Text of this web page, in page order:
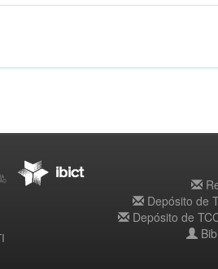
Depósito de
Depósito de